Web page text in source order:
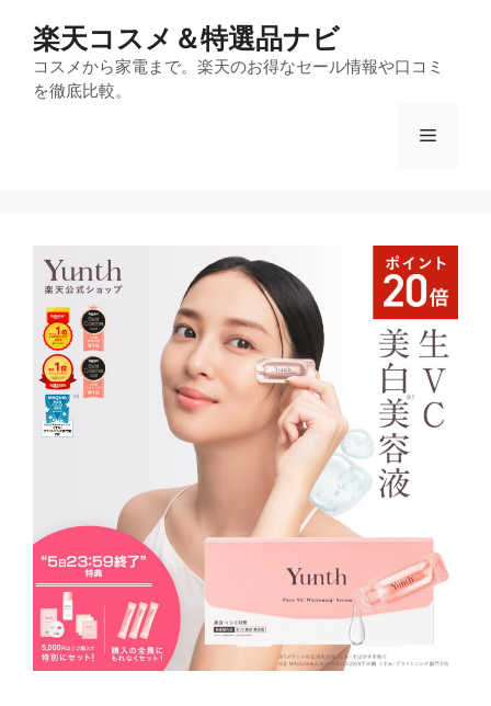
楽天コスメ＆特選品ナビ
コスメから家電まで。楽天のお得なセール情報や口コミ
を徹底比較。
メ
ュ
ー